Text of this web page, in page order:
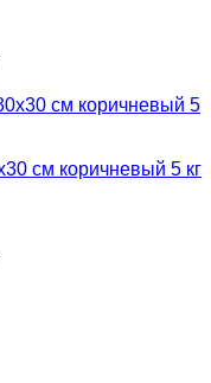
см коричневый 5 кг